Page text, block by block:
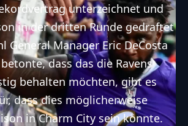
unterzeichnet und
in der dritten Runde gedraftet
General Manager Eric DeCosta
dass das die Ravens
behalten möchten, gibt es
dass dies möglicherweise
in Charm City sein könnte.